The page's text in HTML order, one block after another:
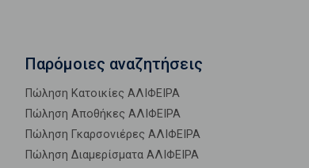
Παρόμοιες αναζητήσεις
Πώληση Κατοικίες ΑΛΙΦΕΙΡΑ
Πώληση Αποθήκες ΑΛΙΦΕΙΡΑ
Πώληση Γκαρσονιέρες ΑΛΙΦΕΙΡΑ
Πώληση Διαμερίσματα ΑΛΙΦΕΙΡΑ